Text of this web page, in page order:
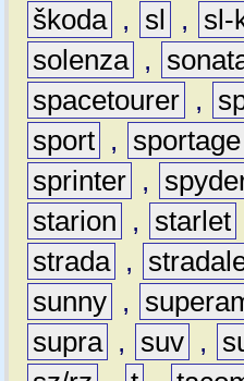
škoda , sl , sl-
solenza ,
spacetourer ,
sport , sportage
sprinter ,
starion
, starlet
strada ,
sunny ,
supra , suv ,